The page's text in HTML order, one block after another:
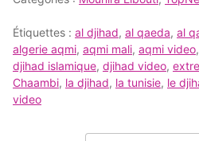
Étiquettes : al djihad, al qaeda, al
algerie aqmi, aqmi mali, aqmi video,
djihad islamique, djihad video,
Chaambi, la djihad, la tunisie, le
video